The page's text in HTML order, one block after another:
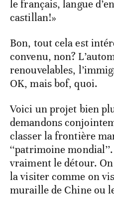
le français, langue
castillan!»
Bon, tout cela est
convenu, non?
renouvelables,
OK, mais bof, quoi.
Voici un projet bien
demandons
classer la frontière
‘‘patrimoine
vraiment le détour.
la visiter comme on
muraille de Chine ou